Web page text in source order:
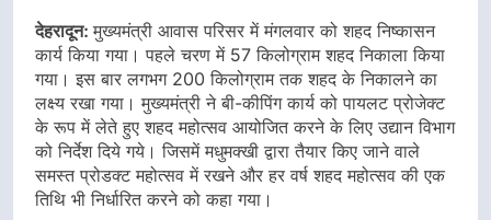
देहरादून:मुख्यमंत्री आवास परिसर में मंगलवार को शहद निष्कासन
कार्य किया गया। पहले चरण में 57 किलोग्राम शहद निकाला किया
गया। इस बार लगभग 200 किलोग्राम तक शहद के निकालने का
लक्ष्य रखा गया। मुख्यमंत्री ने बी-कीपिंग कार्य को पायलट प्रोजेक्ट
के रूप में लेते हुए शहद महोत्सव आयोजित करने के लिए उद्यान विभाग
को निर्देश दिये गये। जिसमें मधुमक्खी द्वारा तैयार किए जाने वाले
समस्त प्रोडक्ट महोत्सव में रखने और हर वर्ष शहद महोत्सव की एक
तिथि भी निर्धारित करने को कहा गया।